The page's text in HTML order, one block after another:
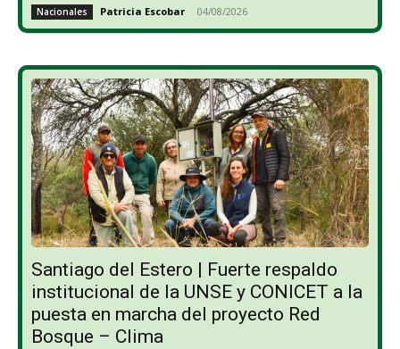
Nacionales Patricia Escobar - 04/08/2026
Santiago del Estero | Fuerte respaldo
institucional de la UNSE y CONICET a la
puesta en marcha del proyecto Red
Bosque – Clima